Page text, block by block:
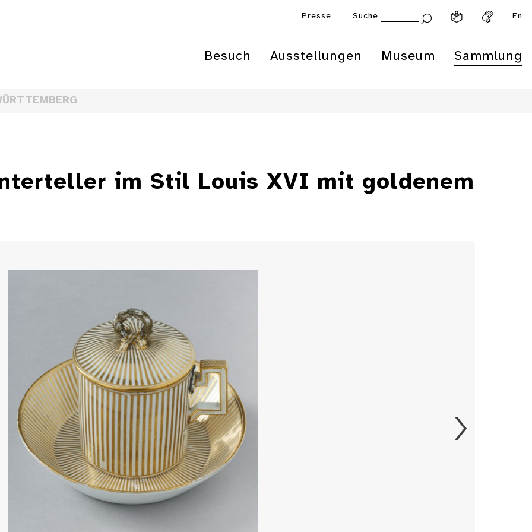
Presse Suche En
Besuch Ausstellungen Museum Sammlung
im Stil Louis XVI mit goldenem